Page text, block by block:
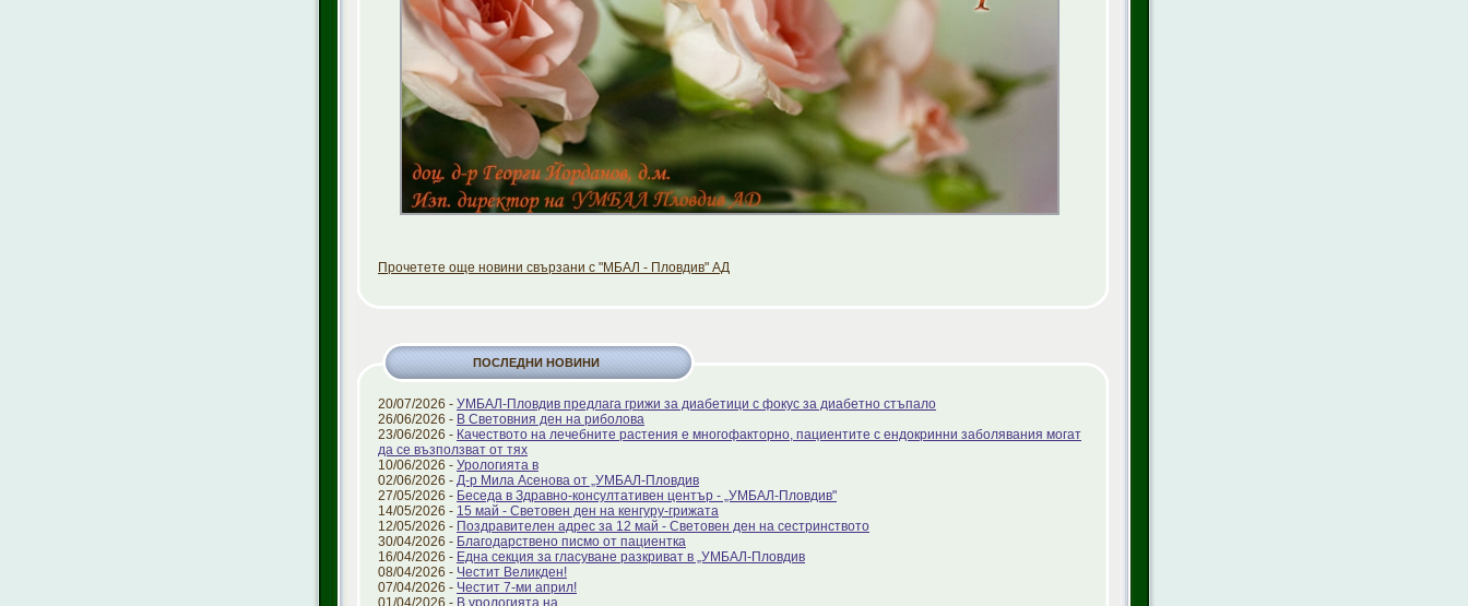
Прочетете още новини свързани с "МБАЛ - Пловдив" АД
ПОСЛЕДНИ НОВИНИ
20/07/2026 - УМБАЛ-Пловдив предлага грижи за диабетици с фокус за диабетно стъпало
26/06/2026 - В Световния ден на риболова
23/06/2026 - Качеството на лечебните растения е многофакторно, пациентите с ендокринни заболявания могат
да се възползват от тях
10/06/2026 - Урологията в
02/06/2026 - Д-р Мила Асенова от „УМБАЛ-Пловдив
27/05/2026 - Беседа в Здравно-консултативен център - „УМБАЛ-Пловдив"
14/05/2026 - 15 май - Световен ден на кенгуру-грижата
12/05/2026 - Поздравителен адрес за 12 май - Световен ден на сестринството
30/04/2026 - Благодарствено писмо от пациентка
16/04/2026 - Една секция за гласуване разкриват в „УМБАЛ-Пловдив
08/04/2026 - Честит Великден!
07/04/2026 - Честит 7-ми април!
01/04/2026 - В урологията на